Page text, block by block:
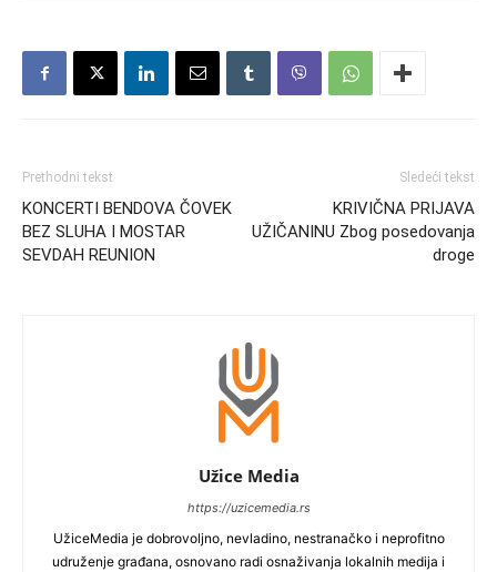
Prethodni tekst
KONCERTI BENDOVA ČOVEK
BEZ SLUHA I MOSTAR
SEVDAH REUNION
Sledeći tekst
KRIVIČNA PRIJAVA
UŽIČANINU Zbog posedovanja
droge
Užice Media
https://uzicemedia.rs
UžiceMedia je dobrovoljno, nevladino, nestranačko i neprofitno
udruženje građana, osnovano radi osnaživanja lokalnih medija i